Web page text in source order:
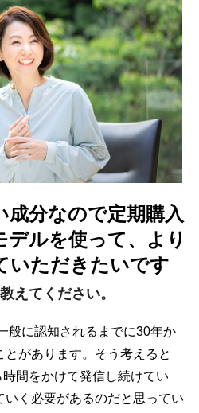
成分なので定期購入
デルを使って、より
いただきたいです
えてください。
般に認知されるまでに30年か
があります。そう考えると
間をかけて発信し続けてい
いく必要があるのだと思ってい